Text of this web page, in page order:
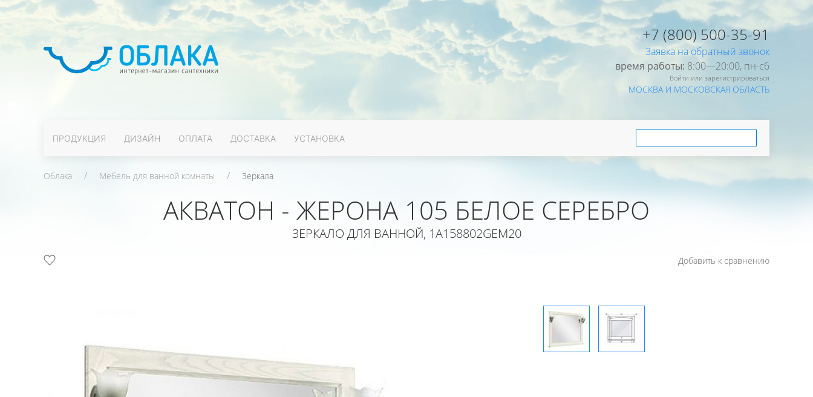
+7 (800) 500-35-91
Заявка на обратный звонок
время работы: 8:00—20:00, пн-cб
Войти или зарегистрироваться
МОСКВА И МОСКОВСКАЯ ОБЛАСТЬ
ПРОДУКЦИЯ ДИЗАЙН ОПЛАТА ДОСТАВКА УСТАНОВКА
Облака Мебель для ванной комнаты Зеркала
АКВАТОН - ЖЕРОНА 105 БЕЛОЕ СЕРЕБРО
ЗЕРКАЛО ДЛЯ ВАННОЙ, 1A158802GEM20
Добавить к сравнению